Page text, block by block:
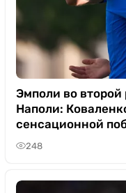
Эмполи во второй
Наполи:
сенсационной
248